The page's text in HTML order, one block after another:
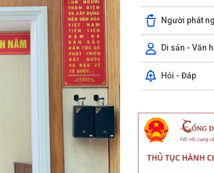
Người phát
Di sản - Văn
Hỏi - Đáp
Thông báo về
khắc phục sự cố
Kết quả Kỳ họp
Phòng khóa XIV,